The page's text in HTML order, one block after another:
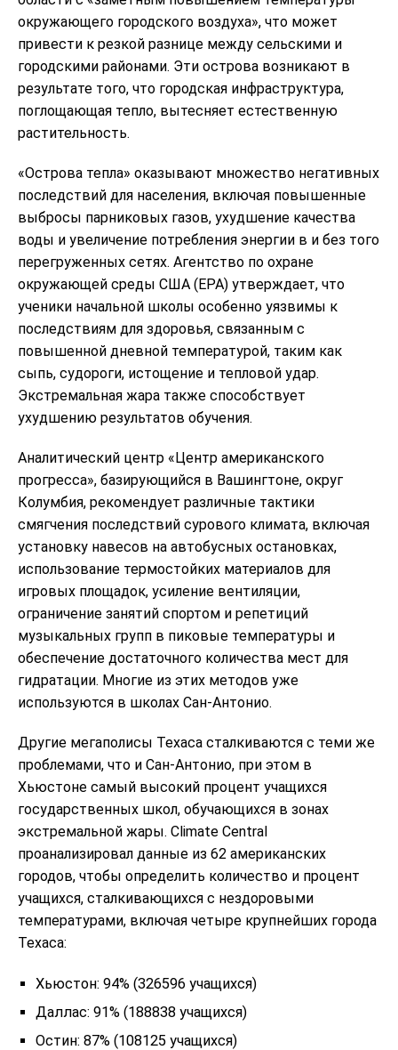
окружающего городского воздуха», что может
привести к резкой разнице между сельскими и
городскими районами. Эти острова возникают в
результате того, что городская инфраструктура,
поглощающая тепло, вытесняет естественную
растительность.
«Острова тепла» оказывают множество негативных
последствий для населения, включая повышенные
выбросы парниковых газов, ухудшение качества
воды и увеличение потребления энергии в и без того
перегруженных сетях. Агентство по охране
окружающей среды США (EPA) утверждает, что
ученики начальной школы особенно уязвимы к
последствиям для здоровья, связанным с
повышенной дневной температурой, таким как
сыпь, судороги, истощение и тепловой удар.
Экстремальная жара также способствует
ухудшению результатов обучения.
Аналитический центр «Центр американского
прогресса», базирующийся в Вашингтоне, округ
Колумбия, рекомендует различные тактики
смягчения последствий сурового климата, включая
установку навесов на автобусных остановках,
использование термостойких материалов для
игровых площадок, усиление вентиляции,
ограничение занятий спортом и репетиций
музыкальных групп в пиковые температуры и
обеспечение достаточного количества мест для
гидратации. Многие из этих методов уже
используются в школах Сан-Антонио.
Другие мегаполисы Техаса сталкиваются с теми же
проблемами, что и Сан-Антонио, при этом в
Хьюстоне самый высокий процент учащихся
государственных школ, обучающихся в зонах
экстремальной жары. Climate Central
проанализировал данные из 62 американских
городов, чтобы определить количество и процент
учащихся, сталкивающихся с нездоровыми
температурами, включая четыре крупнейших города
Техаса:
Хьюстон: 94% (326596 учащихся)
Даллас: 91% (188838 учащихся)
Остин: 87% (108125 учащихся)